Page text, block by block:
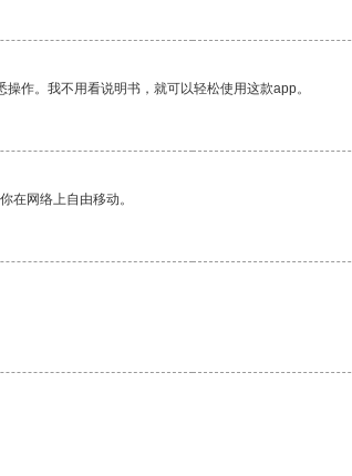
作。我不用看说明书，就可以轻松使用这款app。
在网络上自由移动。